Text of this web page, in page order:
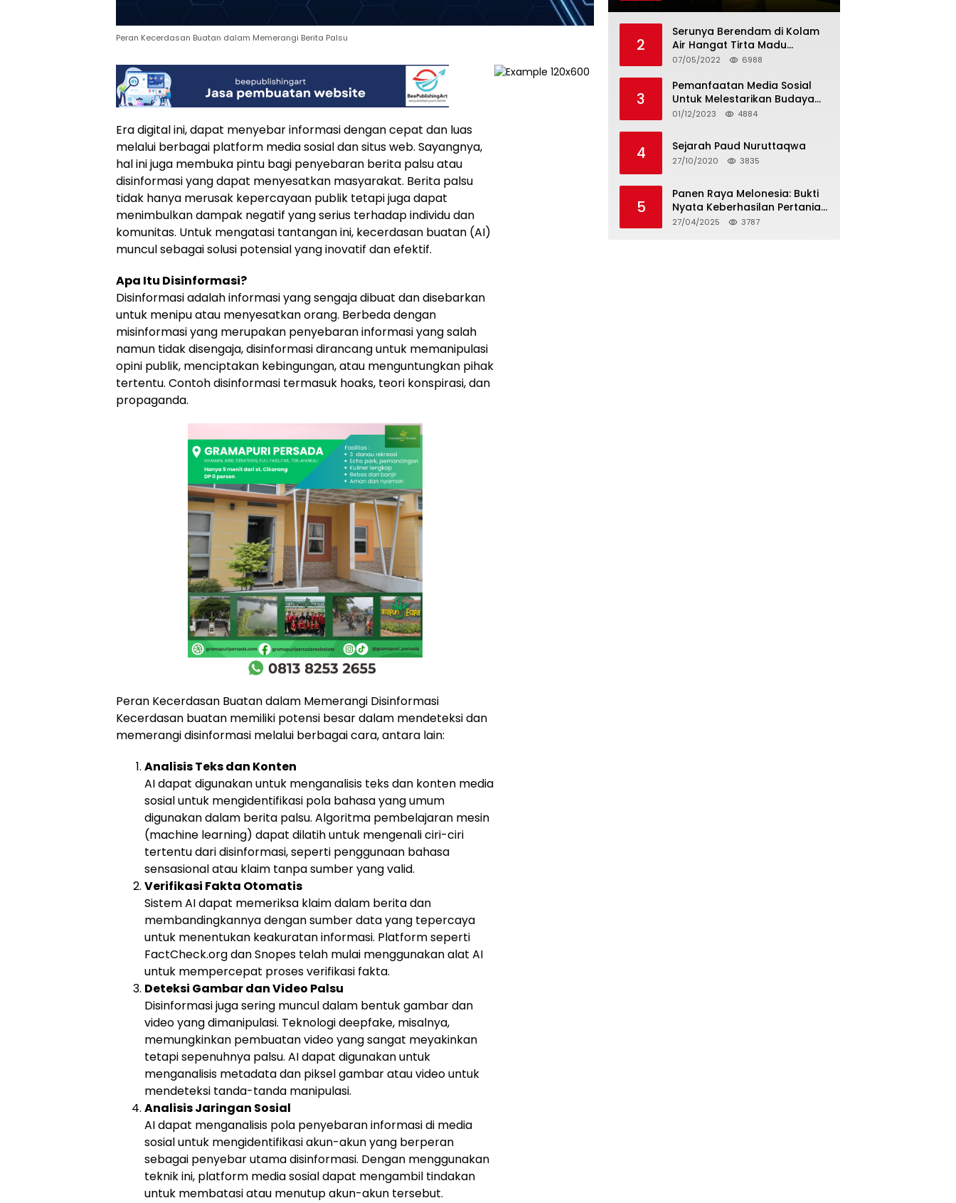
Peran Kecerdasan Buatan dalam Memerangi Berita Palsu
Era digital ini, dapat menyebar informasi dengan cepat dan luas
melalui berbagai platform media sosial dan situs web. Sayangnya,
hal ini juga membuka pintu bagi penyebaran berita palsu atau
disinformasi yang dapat menyesatkan masyarakat. Berita palsu
tidak hanya merusak kepercayaan publik tetapi juga dapat
menimbulkan dampak negatif yang serius terhadap individu dan
komunitas. Untuk mengatasi tantangan ini, kecerdasan buatan (AI)
muncul sebagai solusi potensial yang inovatif dan efektif.
Apa Itu Disinformasi?
Disinformasi adalah informasi yang sengaja dibuat dan disebarkan
untuk menipu atau menyesatkan orang. Berbeda dengan
misinformasi yang merupakan penyebaran informasi yang salah
namun tidak disengaja, disinformasi dirancang untuk memanipulasi
opini publik, menciptakan kebingungan, atau menguntungkan pihak
tertentu. Contoh disinformasi termasuk hoaks, teori konspirasi, dan
propaganda.
Peran Kecerdasan Buatan dalam Memerangi Disinformasi
Kecerdasan buatan memiliki potensi besar dalam mendeteksi dan
memerangi disinformasi melalui berbagai cara, antara lain:
Analisis Teks dan Konten
AI dapat digunakan untuk menganalisis teks dan konten media
sosial untuk mengidentifikasi pola bahasa yang umum
digunakan dalam berita palsu. Algoritma pembelajaran mesin
(machine learning) dapat dilatih untuk mengenali ciri-ciri
tertentu dari disinformasi, seperti penggunaan bahasa
sensasional atau klaim tanpa sumber yang valid.
Verifikasi Fakta Otomatis
Sistem AI dapat memeriksa klaim dalam berita dan
membandingkannya dengan sumber data yang tepercaya
untuk menentukan keakuratan informasi. Platform seperti
FactCheck.org dan Snopes telah mulai menggunakan alat AI
untuk mempercepat proses verifikasi fakta.
Deteksi Gambar dan Video Palsu
Disinformasi juga sering muncul dalam bentuk gambar dan
video yang dimanipulasi. Teknologi deepfake, misalnya,
memungkinkan pembuatan video yang sangat meyakinkan
tetapi sepenuhnya palsu. AI dapat digunakan untuk
menganalisis metadata dan piksel gambar atau video untuk
mendeteksi tanda-tanda manipulasi.
Analisis Jaringan Sosial
AI dapat menganalisis pola penyebaran informasi di media
sosial untuk mengidentifikasi akun-akun yang berperan
sebagai penyebar utama disinformasi. Dengan menggunakan
teknik ini, platform media sosial dapat mengambil tindakan
untuk membatasi atau menutup akun-akun tersebut.
2
Serunya Berendam di Kolam
Air Hangat Tirta Madu
Barokah
07/05/2022 6988
3
Pemanfaatan Media Sosial
Untuk Melestarikan Budaya
Lokal
01/12/2023 4884
4 Sejarah Paud Nuruttaqwa
27/10/2020 3835
5
Panen Raya Melonesia: Bukti
Nyata Keberhasilan Pertanian
Modern di Kabupaten Bekasi
27/04/2025 3787